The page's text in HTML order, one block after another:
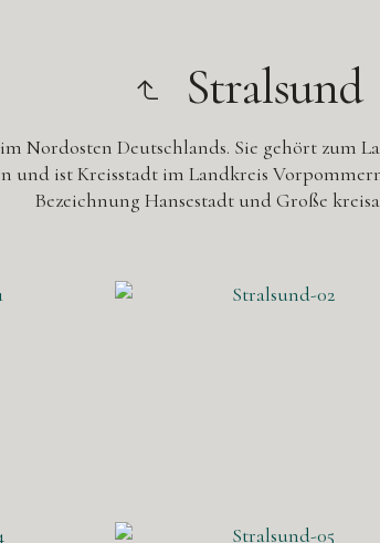
Stralsund
Nordosten Deutschlands. Sie gehört zum
und ist Kreisstadt im Landkreis
Bezeichnung Hansestadt und Große